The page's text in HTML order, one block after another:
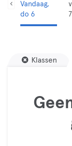
Vandaag,
do 6
7
Klassen